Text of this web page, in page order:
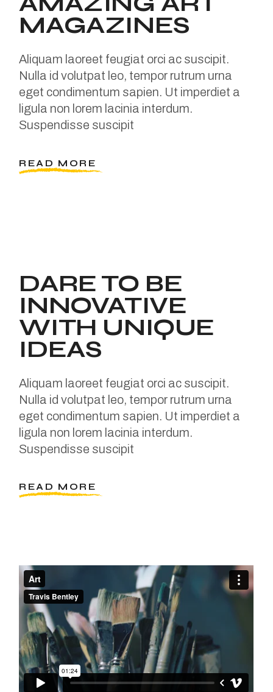
MAGAZINES
Aliquam laoreet feugiat orci ac suscipit.
Nulla id volutpat leo, tempor rutrum urna
eget condimentum sapien. Ut imperdiet a
ligula non lorem lacinia interdum.
Suspendisse suscipit
READ MORE
DARE TO BE
INNOVATIVE
WITH UNIQUE
IDEAS
Aliquam laoreet feugiat orci ac suscipit.
Nulla id volutpat leo, tempor rutrum urna
eget condimentum sapien. Ut imperdiet a
ligula non lorem lacinia interdum.
Suspendisse suscipit
READ MORE